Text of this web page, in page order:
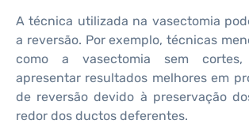
A técnica utilizada na vasectomia
a reversão. Por exemplo, técnicas
como a vasectomia sem
apresentar resultados melhores em
de reversão devido à preservação
redor dos ductos deferentes.